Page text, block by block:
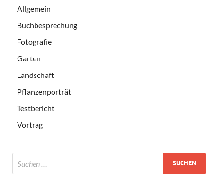
Allgemein
Buchbesprechung
Fotografie
Garten
Landschaft
Pflanzenporträt
Testbericht
Vortrag